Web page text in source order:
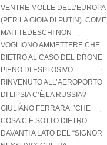
VENTRE MOLLE DELL’EUROPA
(PER LA GIOIA DI PUTIN). COME
MAI I TEDESCHI NON
VOGLIONO AMMETTERE CHE
DIETRO AL CASO DEL DRONE
PIENO DI ESPLOSIVO
RINVENUTO ALL’AEROPORTO
DI LIPSIA C’È LA RUSSIA?
GIULIANO FERRARA: ’CHE
COSA C’È SOTTO DIETRO
DAVANTI A LATO DEL “SIGNOR